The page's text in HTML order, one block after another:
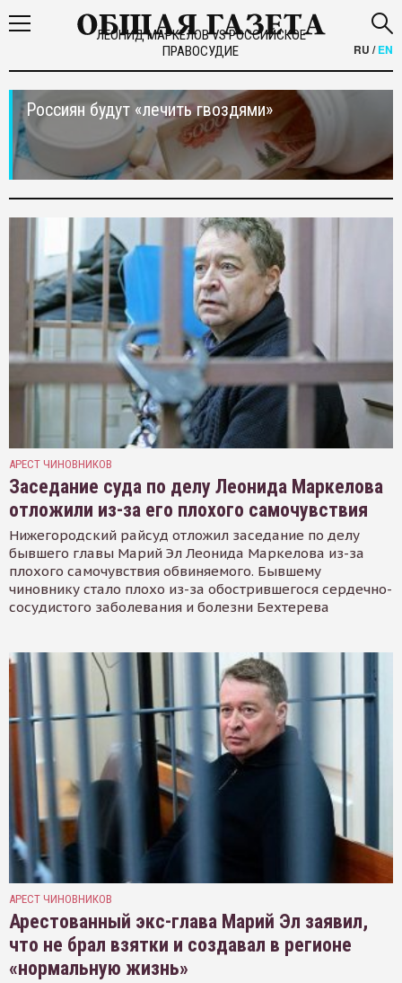
ЛЕОНИД МАРКЕЛОВ VS РОССИЙСКОЕ
ПРАВОСУДИЕ
RU /EN
Россиян будут «лечить гвоздями»
АРЕСТ ЧИНОВНИКОВ
Заседание суда по делу Леонида Маркелова
отложили из-за его плохого самочувствия
Нижегородский райсуд отложил заседание по делу
бывшего главы Марий Эл Леонида Маркелова из-за
плохого самочувствия обвиняемого. Бывшему
чиновнику стало плохо из-за обострившегося сердечно-
сосудистого заболевания и болезни Бехтерева
АРЕСТ ЧИНОВНИКОВ
Арестованный экс-глава Марий Эл заявил,
что не брал взятки и создавал в регионе
«нормальную жизнь»